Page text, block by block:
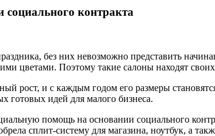
социального контракта
без них невозможно представить
цветами. Поэтому такие салоны находят своих
рост, и с каждым годом его размеры
готовых идей для малого бизнеса.
помощь на основании социального
сплит-систему для магазина, ноутбук, а